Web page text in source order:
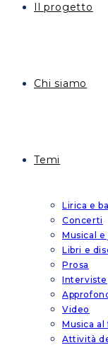
Il progetto
Chi siamo
Temi
Lirica e
Concerti
Musical e
Libri e
Prosa
Interviste
Video
Musica
Attività